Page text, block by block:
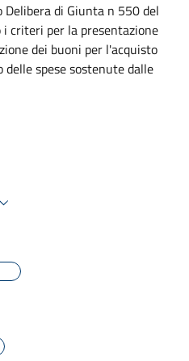
Delibera di Giunta n 550 del
criteri per la presentazione
dei buoni per l'acquisto
spese sostenute dalle